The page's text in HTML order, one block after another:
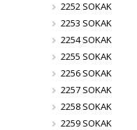
2252 SOKAK
2253 SOKAK
2254 SOKAK
2255 SOKAK
2256 SOKAK
2257 SOKAK
2258 SOKAK
2259 SOKAK